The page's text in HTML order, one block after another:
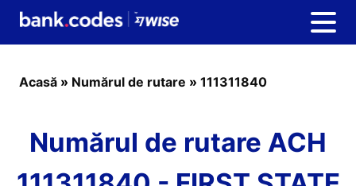
Acasă » Numărul de rutare » 111311840
Numărul de rutare ACH